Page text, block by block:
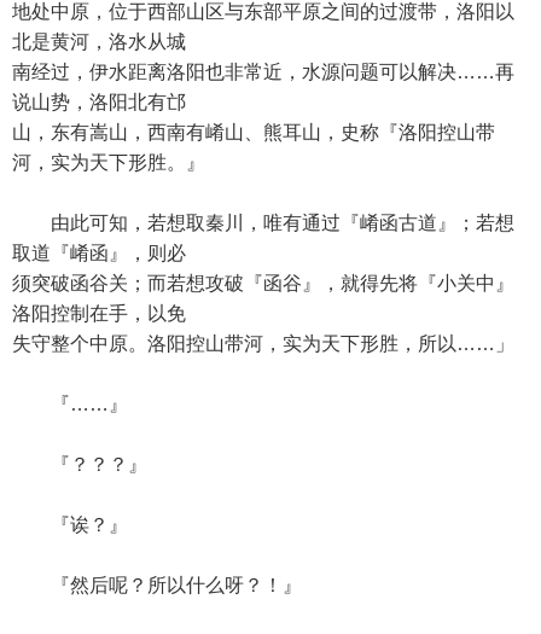
地处中原，位于西部山区与东部平原之间的过渡带，洛阳以
北是黄河，洛水从城
南经过，伊水距离洛阳也非常近，水源问题可以解决……再
说山势，洛阳北有邙
山，东有嵩山，西南有崤山、熊耳山，史称『洛阳控山带
河，实为天下形胜。』
由此可知，若想取秦川，唯有通过『崤函古道』；若想
取道『崤函』，则必
须突破函谷关；而若想攻破『函谷』，就得先将『小关中』
洛阳控制在手，以免
失守整个中原。洛阳控山带河，实为天下形胜，所以……」
『……』
『？？？』
『诶？』
『然后呢？所以什么呀？！』